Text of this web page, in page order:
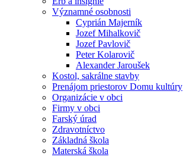
Významné osobnosti
Cyprián Majerník
Jozef Mihalkovič
Jozef Pavlovič
Peter Kolarovič
Alexander Jaroušek
Kostol, sakrálne stavby
Prenájom priestorov Domu kultúry
Organizácie v obci
Firmy v obci
Farský úrad
Zdravotníctvo
Základná škola
Materská škola